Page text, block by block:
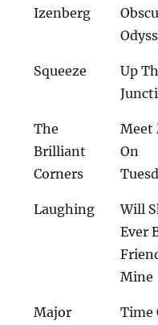
Izenberg
Squeeze
Up
The
Brilliant
Corners
Meet
On
Laughing
Will
Ever
Mine
Major
Time